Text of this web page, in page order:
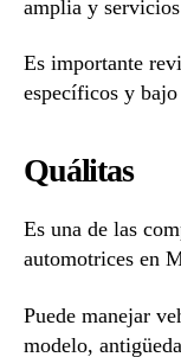
amplia y
Es importante
específicos y
Quálitas
Es una de las
automotrices en
Puede manejar
modelo,